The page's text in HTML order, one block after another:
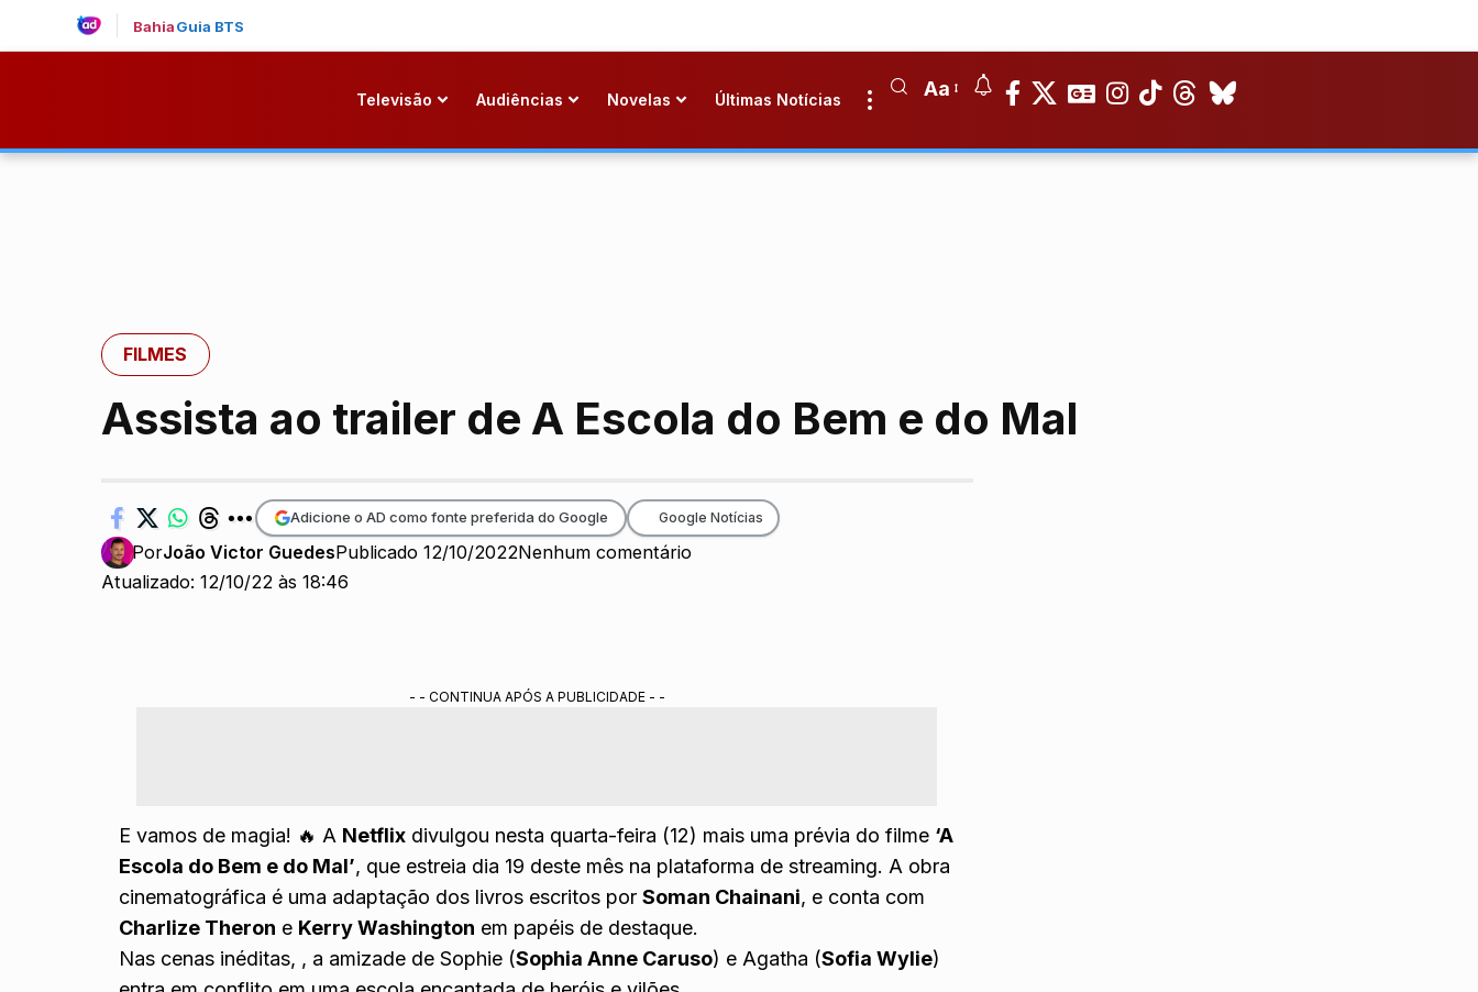
BahiaGuia BTS
Televisão Audiências Novelas Últimas Notícias Aa
FILMES
Assista ao trailer de A Escola do Bem e do Mal
Atualizado: 12/10/22 às 18:46
PorJoão Victor GuedesPublicado 12/10/2022Nenhum comentário
Adicione o AD como fonte preferida do Google Google Notícias
- - CONTINUA APÓS A PUBLICIDADE - -
E vamos de magia! 🔥 A Netflix divulgou nesta quarta-feira (12) mais uma prévia do filme ‘A
Escola do Bem e do Mal’, que estreia dia 19 deste mês na plataforma de streaming. A obra
cinematográfica é uma adaptação dos livros escritos porSoman Chainani, e conta com
Charlize Theron e Kerry Washington em papéis de destaque.
Nas cenas inéditas, , a amizade de Sophie (Sophia Anne Caruso) e Agatha (Sofia Wylie)